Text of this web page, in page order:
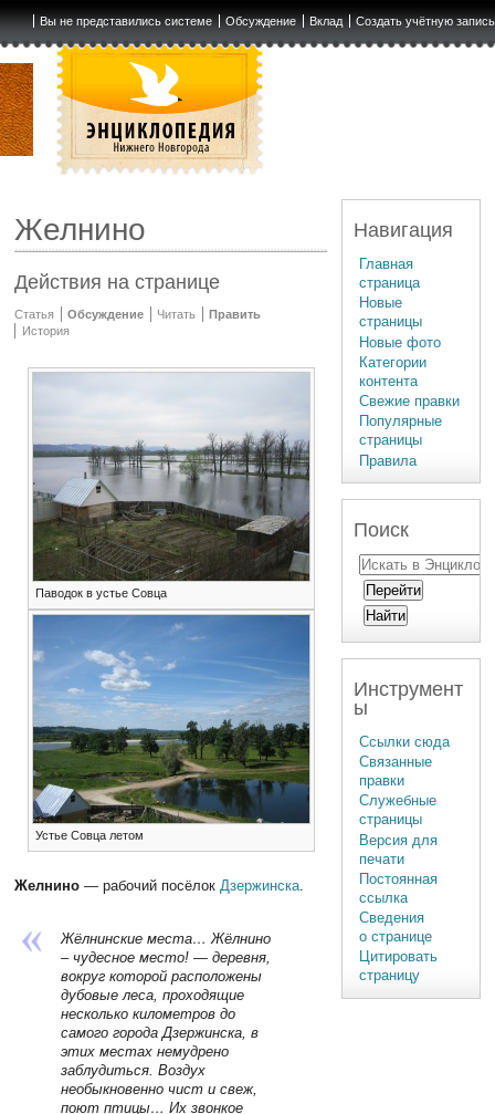
Вы не представились системе Обсуждение Вклад Создать учётную запись
Желнино
Действия на странице
Статья Обсуждение Читать
Править
История
Паводок в устье Совца
Устье Совца летом
Желнино — рабочий посёлокДзержинска.
Жёлнинские места… Жёлнино
– чудесное место! — деревня,
вокруг которой расположены
дубовые леса, проходящие
несколько километров до
самого города Дзержинска, в
этих местах немудрено
заблудиться. Воздух
необыкновенно чист и свеж,
поют птицы… Их звонкое
Навигация
Главная
страница
Новые
страницы
Новые фото
Категории
контента
Свежие правки
Популярные
страницы
Правила
Поиск
Инструмент
ы
Ссылки сюда
Связанные
правки
Служебные
страницы
Версия для
печати
Постоянная
ссылка
Сведения
о странице
Цитировать
страницу